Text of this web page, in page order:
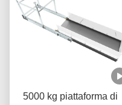
5000 kg piattaforma di